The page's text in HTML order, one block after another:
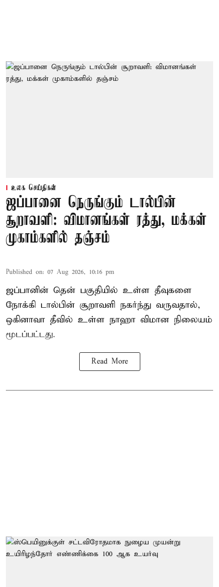
உலக செய்திகள்
ஜப்பானை நெருங்கும் டால்பின்
சூறாவளி: விமானங்கள் ரத்து, மக்கள்
முகாம்களில் தஞ்சம்
Published on: 07 Aug 2026, 10:16 pm
ஜப்பானின் தென் பகுதியில் உள்ள தீவுகளை
நோக்கி டால்பின் சூறாவளி நகர்ந்து வருவதால்,
ஒகினாவா தீவில் உள்ள நாஹா விமான நிலையம்
மூடப்பட்டது.
Read More